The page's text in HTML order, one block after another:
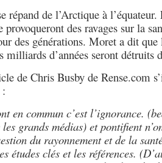
répand de l’Arctique à
provoqueront des ravages sur la
des générations. Moret a dit
milliards d’années seront détruits
de Chris Busby de Rense.com
:
en commun c’est l’ignorance.
grands médias) et pontifient
du rayonnement et de la
études clés et les références.